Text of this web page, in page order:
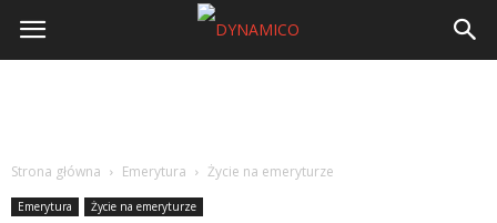
Strona główna Emerytura Życie na emeryturze
Emerytura Życie na emeryturze